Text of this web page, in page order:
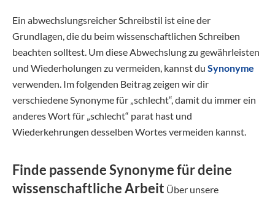
Ein abwechslungsreicher Schreibstil ist eine der
Grundlagen, die du beim wissenschaftlichen Schreiben
beachten solltest. Um diese Abwechslung zu gewährleisten
und Wiederholungen zu vermeiden, kannst du Synonyme
verwenden. Im folgenden Beitrag zeigen wir dir
verschiedene Synonyme für „schlecht“, damit du immer ein
anderes Wort für „schlecht“ parat hast und
Wiederkehrungen desselben Wortes vermeiden kannst.
Finde passende Synonyme für deine
wissenschaftliche Arbeit Über unsere